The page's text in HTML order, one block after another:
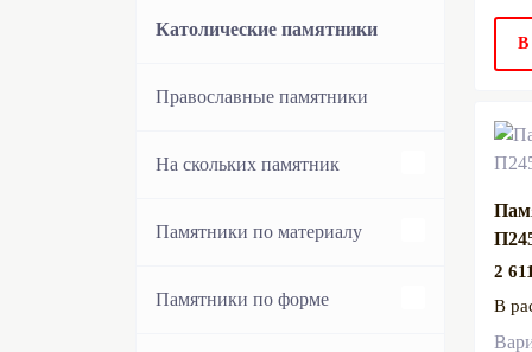
Католические памятники
Православные памятники
На скольких памятник
Одиночные памятники
Двойные памятники
Памятники по материалу
Гранитные памятники
Памятники по форме
В
2
В